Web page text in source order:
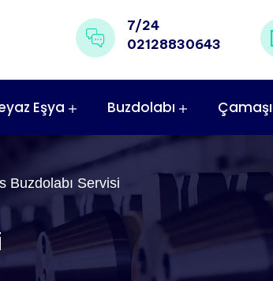
7/24
02128830643
Eşya Buzdolabı
Buzdolabı Servisi